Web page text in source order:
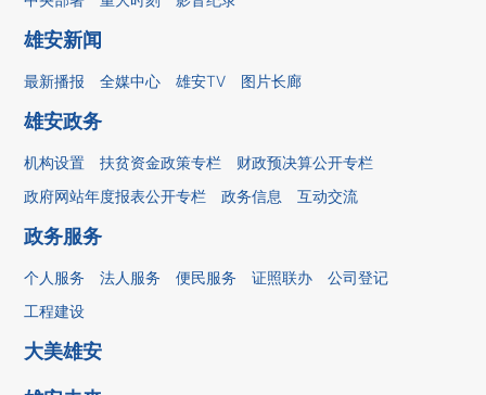
雄安新闻
最新播报 全媒中心 雄安TV 图片长廊
雄安政务
机构设置 扶贫资金政策专栏
财政预决算公开专栏
政府网站年度报表公开专栏
政务信息 互动交流
政务服务
个人服务 法人服务 便民服务 证照联办
公司登记
工程建设
大美雄安